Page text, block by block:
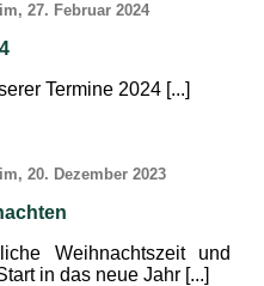
27. Februar 2024
Termine 2024 [...]
20. Dezember 2023
Weihnachtszeit und
in das neue Jahr [...]